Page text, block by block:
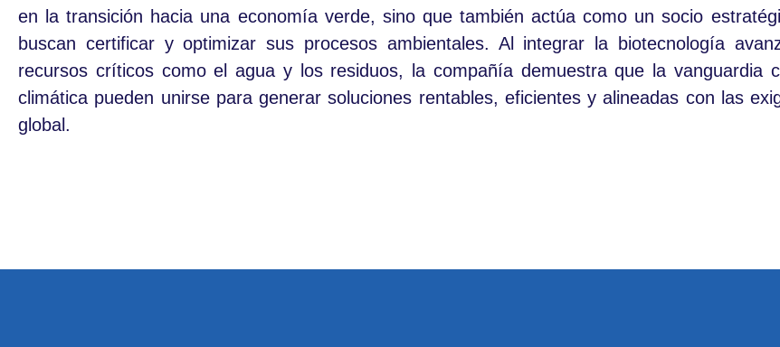
en la transición hacia una economía verde, sino que también actúa como un socio
buscan certificar y optimizar sus procesos ambientales. Al integrar la biotecnología
recursos críticos como el agua y los residuos, la compañía demuestra que la vanguardia
climática pueden unirse para generar soluciones rentables, eficientes y alineadas con las
global.